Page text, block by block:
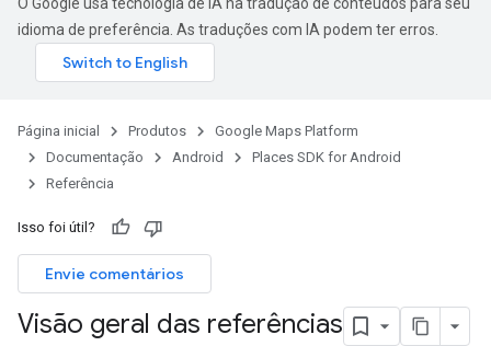
idioma de preferência. As traduções com IA podem ter erros.
Página inicial Produtos
Google Maps Platform
Documentação
Android
Places SDK for Android
Referência
Isso foi útil?
Envie comentários
Visão geral das referências